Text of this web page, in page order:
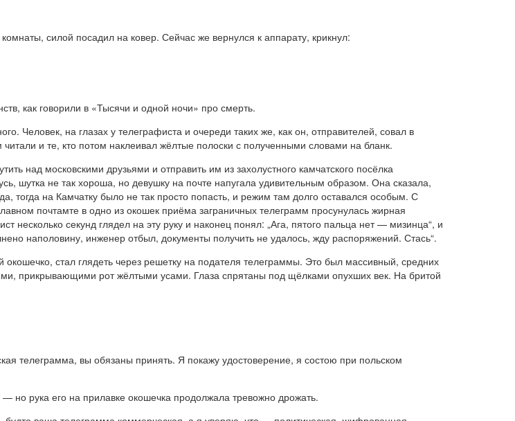
силой посадил на ковер. Сейчас же вернулся к аппарату, крикнул:
как говорили в «Тысячи и одной ночи» про смерть.
Человек, на глазах у телеграфиста и очереди таких же, как он, отправителей, совал в
и те, кто потом наклеивал жёлтые полоски с полученными словами на бланк.
над московскими друзьями и отправить им из захолустного камчатского посёлка
шутка не так хороша, но девушку на почте напугала удивительным образом. Она сказала,
тогда на Камчатку было не так просто попасть, и режим там долго оставался особым. С
почтамте в одно из окошек приёма заграничных телеграмм просунулась жирная
секунд глядел на эту руку и наконец понял: „Ага, пятого пальца нет — мизинца“, и
наполовину, инженер отбыл, документы получить не удалось, жду распоряжений. Стась“.
стал глядеть через решетку на подателя телеграммы. Это был массивный, средних
прикрывающими рот жёлтыми усами. Глаза спрятаны под щёлками опухших век. На бритой
телеграмма, вы обязаны принять. Я покажу удостоверение, я состою при польском
но рука его на прилавке окошечка продолжала тревожно дрожать.